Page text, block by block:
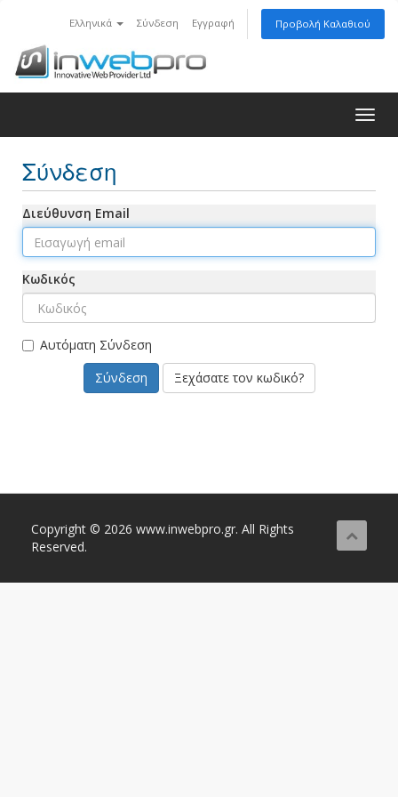
Ελληνικά Σύνδεση Εγγραφή Προβολή Καλαθιού
Σύνδεση
Διεύθυνση Email
Κωδικός
Αυτόματη Σύνδεση
Ξεχάσατε τον κωδικό?
Copyright © 2026 www.inwebpro.gr. All Rights
Reserved.